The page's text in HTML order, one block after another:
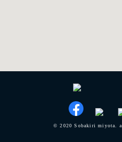
© 2020 Sobakiri miyota.